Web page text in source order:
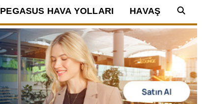
PEGASUS HAVA YOLLARI HAVAŞ
Arama: